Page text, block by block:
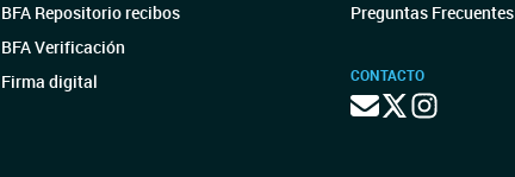
BFA Repositorio recibos
BFA Verificación
Firma digital
Preguntas Frecuentes
CONTACTO